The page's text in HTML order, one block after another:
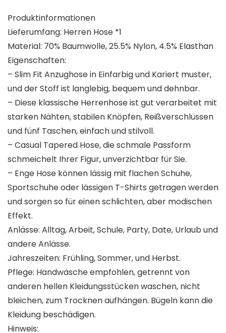
Produktinformationen
Lieferumfang: Herren Hose *1
Material: 70% Baumwolle, 25.5% Nylon, 4.5% Elasthan
Eigenschaften:
– Slim Fit Anzughose in Einfarbig und Kariert muster,
und der Stoff ist langlebig, bequem und dehnbar.
– Diese klassische Herrenhose ist gut verarbeitet mit
starken Nähten, stabilen Knöpfen, Reißverschlüssen
und fünf Taschen, einfach und stilvoll.
– Casual Tapered Hose, die schmale Passform
schmeichelt Ihrer Figur, unverzichtbar für Sie.
– Enge Hose können lässig mit flachen Schuhe,
Sportschuhe oder lässigen T-Shirts getragen werden
und sorgen so für einen schlichten, aber modischen
Effekt.
Anlässe: Alltag, Arbeit, Schule, Party, Date, Urlaub und
andere Anlässe.
Jahreszeiten: Frühling, Sommer, und Herbst.
Pflege: Handwäsche empfohlen, getrennt von
anderen hellen Kleidungsstücken waschen, nicht
bleichen, zum Trocknen aufhängen. Bügeln kann die
Kleidung beschädigen.
Hinweis: